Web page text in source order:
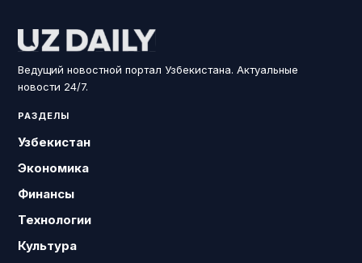
Ведущий новостной портал Узбекистана. Актуальные
новости 24/7.
РАЗДЕЛЫ
Узбекистан
Экономика
Финансы
Технологии
Культура